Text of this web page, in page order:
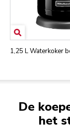
1,25 L Waterkoker
De
het